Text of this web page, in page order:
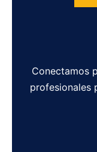
Conectamos
profesionales